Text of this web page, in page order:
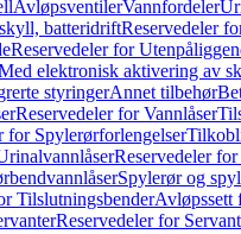
AvløpsventilerVannfordeler
batteridriftReservedeler
Reservedeler for
elektronisk aktivering av
styringerAnnet tilbehør
Reservedeler for Vannlåser
for Spylerørforlengelser
Reservedeler
Spylerør og
TilslutningsbenderAvløpssett
Reservedeler for